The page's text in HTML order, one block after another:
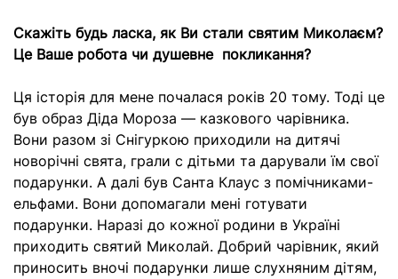
Скажіть будь ласка, як Ви стали святим Миколаєм?
Це Ваше робота чи душевне покликання?
Ця історія для мене почалася років 20 тому. Тоді це
був образ Діда Мороза — казкового чарівника.
Вони разом зі Снігуркою приходили на дитячі
новорічні свята, грали с дітьми та дарували їм свої
подарунки. А далі був Санта Клаус з помічниками-
ельфами. Вони допомагали мені готувати
подарунки. Наразі до кожної родини в Україні
приходить святий Миколай. Добрий чарівник, який
приносить вночі подарунки лише слухняним дітям,